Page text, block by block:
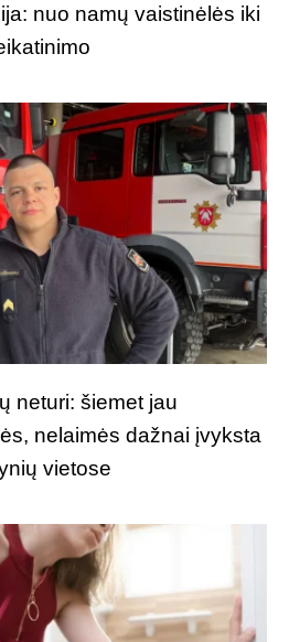
nuo namų vaistinėlės iki
neturi: šiemet jau
nelaimės dažnai įvyksta
vietose